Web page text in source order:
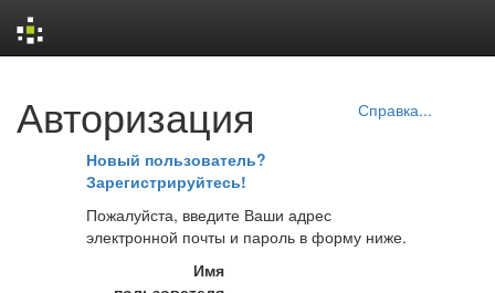
navigation
Авторизация Справка...
Новый пользователь?
Зарегистрируйтесь!
Пожалуйста, введите Ваши адрес
электронной почты и пароль в форму ниже.
Имя